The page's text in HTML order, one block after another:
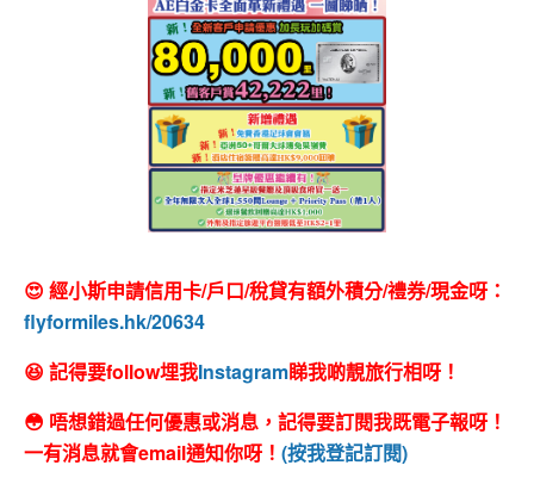
😍 經小斯申請信用卡/戶口/稅貸有額外積分/禮券/現金呀：
flyformiles.hk/20634
😆 記得要follow埋我Instagram睇我啲靚旅行相呀！
😳 唔想錯過任何優惠或消息，記得要訂閱我既電子報呀！
一有消息就會email通知你呀！ (按我登記訂閱)